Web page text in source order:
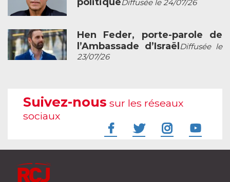
Diffusée le 24/07/26
Hen Feder, porte-parole de
l’Ambassade d’Israël Diffusée le
23/07/26
Suivez-nous sur les réseaux
sociaux